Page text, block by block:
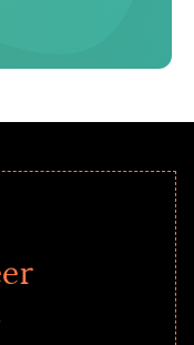
responsables